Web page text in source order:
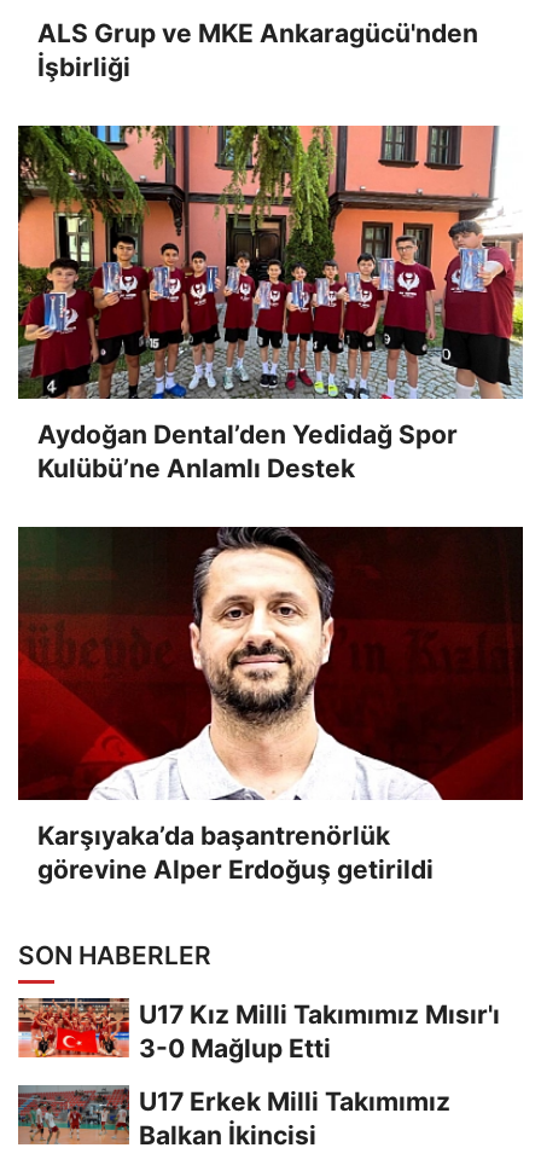
ALS Grup ve MKE Ankaragücü'nden
İşbirliği
Aydoğan Dental’den Yedidağ Spor
Kulübü’ne Anlamlı Destek
Karşıyaka’da başantrenörlük
görevine Alper Erdoğuş getirildi
SON HABERLER
U17 Kız Milli Takımımız Mısır'ı
3-0 Mağlup Etti
U17 Erkek Milli Takımımız
Balkan İkincisi